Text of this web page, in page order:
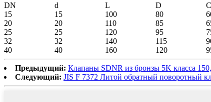
DN d L D C
15
15 100 80
20
20 110 85
25
25 120 95
32
32 140 115
40
40 160 120
Предыдущий: Клапаны SDNR из бронзы 5K класса
Следующий: JIS F 7372 Литой обратный поворотный